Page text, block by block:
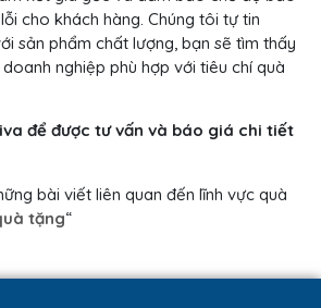
cho khách hàng. Chúng tôi tự tin
sản phẩm chất lượng, bạn sẽ tìm thấy
nghiệp phù hợp với tiêu chí quà
để được tư vấn và báo giá chi tiết
bài viết liên quan đến lĩnh vực quà
tặng“